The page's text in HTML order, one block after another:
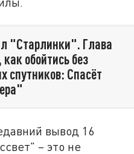
"Старлинки". Глава
обойтись без
спутников: Спасёт
вывод 16
– это не